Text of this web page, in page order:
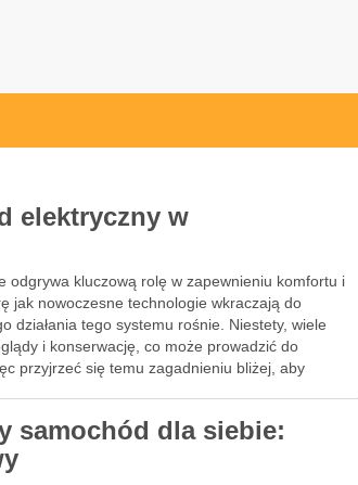
elektryczny w
odgrywa kluczową rolę w zapewnieniu komfortu i
jak nowoczesne technologie wkraczają do
działania tego systemu rośnie. Niestety, wiele
i konserwację, co może prowadzić do
przyjrzeć się temu zagadnieniu bliżej, aby
samochód dla siebie: